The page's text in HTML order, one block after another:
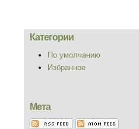
Категории
По умолчанию
Избранное
Мета